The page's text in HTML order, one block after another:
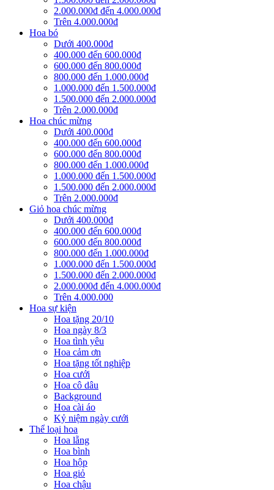
2.000.000đ đến 4.000.000đ
Trên 4.000.000đ
Hoa bó
Dưới 400.000đ
400.000 đến 600.000đ
600.000 đến 800.000đ
800.000 đến 1.000.000đ
1.000.000 đến 1.500.000đ
1.500.000 đến 2.000.000đ
Trên 2.000.000đ
Hoa chúc mừng
Dưới 400.000đ
400.000 đến 600.000đ
600.000 đến 800.000đ
800.000 đến 1.000.000đ
1.000.000 đến 1.500.000đ
1.500.000 đến 2.000.000đ
Trên 2.000.000đ
Giỏ hoa chúc mừng
Dưới 400.000đ
400.000 đến 600.000đ
600.000 đến 800.000đ
800.000 đến 1.000.000đ
1.000.000 đến 1.500.000đ
1.500.000 đến 2.000.000đ
2.000.000đ đến 4.000.000đ
Trên 4.000.000
Hoa sự kiện
Hoa tặng 20/10
Hoa ngày 8/3
Hoa tình yêu
Hoa cảm ơn
Hoa tặng tốt nghiệp
Hoa cưới
Hoa cô dâu
Background
Hoa cài áo
Kỷ niệm ngày cưới
Thể loại hoa
Hoa lẵng
Hoa bình
Hoa hộp
Hoa giỏ
Hoa chậu